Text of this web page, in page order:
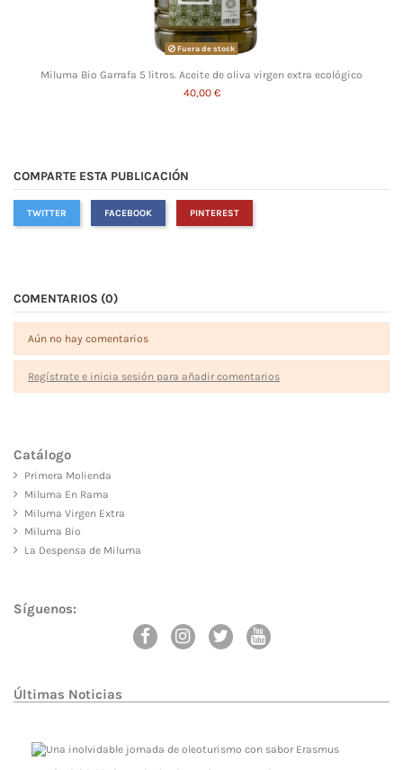
Fuera de stock
Miluma Bio Garrafa 5 litros. Aceite de oliva virgen extra ecológico
40,00 €
COMPARTE ESTA PUBLICACIÓN
TWITTER FACEBOOK PINTEREST
COMENTARIOS (0)
Aún no hay comentarios
Regístrate e inicia sesión para añadir comentarios
Catálogo
Primera Molienda
Miluma En Rama
Miluma Virgen Extra
Miluma Bio
La Despensa de Miluma
Síguenos:
Últimas Noticias